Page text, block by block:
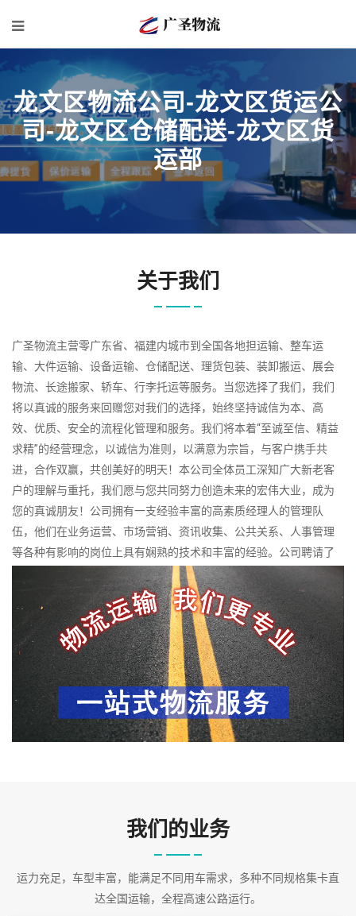
龙文区物流公司-龙文区货运公
司-龙文区仓储配送-龙文区货
运部
关于我们
广圣物流主营零广东省、福建内城市到全国各地担运输、整车运
输、大件运输、设备运输、仓储配送、理货包装、装卸搬运、展会
物流、长途搬家、轿车、行李托运等服务。当您选择了我们，我们
将以真诚的服务来回赠您对我们的选择，始终坚持诚信为本、高
效、优质、安全的流程化管理和服务。我们将本着“至诚至信、精益
求精”的经营理念，以诚信为准则，以满意为宗旨，与客户携手共
进，合作双赢，共创美好的明天！本公司全体员工深知广大新老客
户的理解与重托，我们愿与您共同努力创造未来的宏伟大业，成为
您的真诚朋友！公司拥有一支经验丰富的高素质经理人的管理队
伍，他们在业务运营、市场营销、资讯收集、公共关系、人事管理
等各种有影响的岗位上具有娴熟的技术和丰富的经验。公司聘请了
一批物流、快运、仓储、计算机技术等各种领域具有丰富实践经验
的技术员和业务骨干，确保公司业务联系的顺利开展和服务达标，
为客户提供全面、规范的物流服务。 公司拥有特种型、重型和轻型
等专业运输车辆，为客户提供中短途、长途等运输，可达全国所有
省市及中小城市。货物包括普货、特殊货等。运输方式有零担、整
车等运输，设专线，车型有0.6吨、2吨、3吨、5吨、10－100吨
等，并备有冷藏车、保温车等，车型从2米－20米长，可根据不同货
物的需求来提供车辆。
2026-08-09 11:12:37
我们的业务
运力充足，车型丰富，能满足不同用车需求，多种不同规格集卡直
达全国运输，全程高速公路运行。